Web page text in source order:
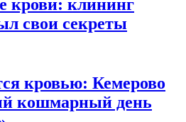
крови: клининг
свои секреты
кровью: Кемерово
кошмарный день